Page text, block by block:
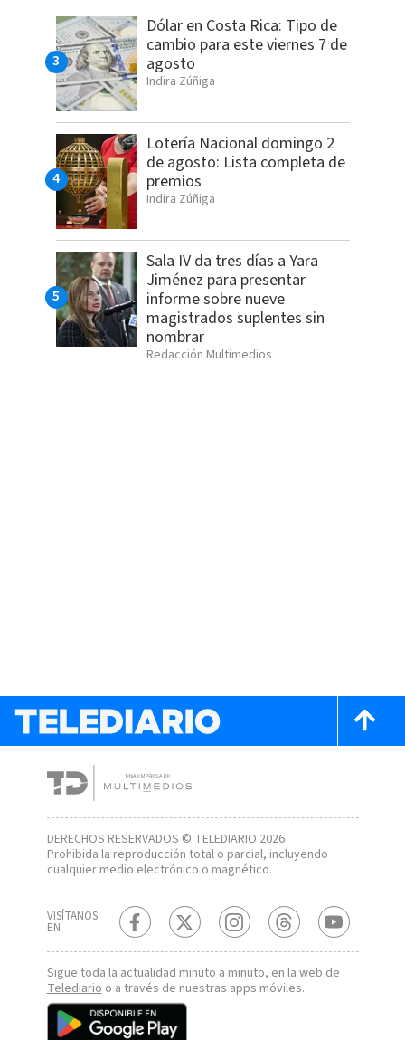
Dólar en Costa Rica: Tipo de
cambio para este viernes 7 de
agosto
Indira Zúñiga
Lotería Nacional domingo 2
de agosto: Lista completa de
premios
Indira Zúñiga
Sala IV da tres días a Yara
Jiménez para presentar
informe sobre nueve
magistrados suplentes sin
nombrar
Redacción Multimedios
DERECHOS RESERVADOS © TELEDIARIO 2026
Prohibida la reproducción total o parcial, incluyendo
cualquier medio electrónico o magnético.
VISÍTANOS
EN
Sigue toda la actualidad minuto a minuto, en la web de
Telediarioo a través de nuestras apps móviles.